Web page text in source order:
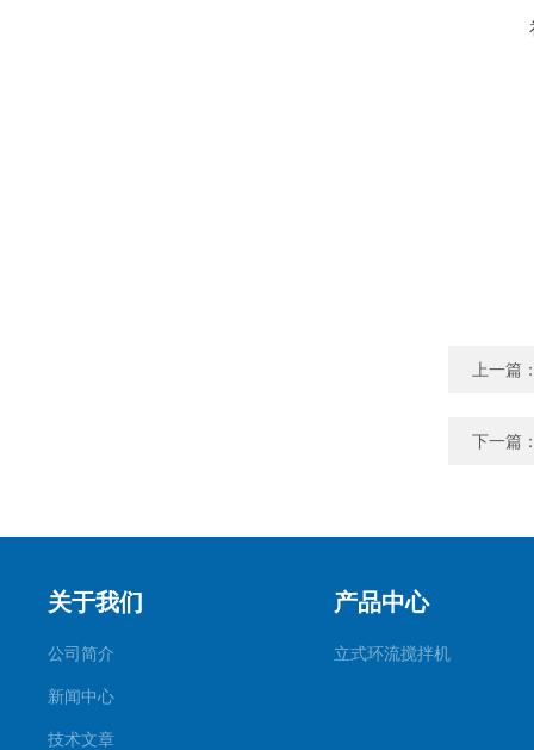
上一篇
下一篇
关于我们
公司简介
新闻中心
技术文章
产品中心
立式环流搅拌机